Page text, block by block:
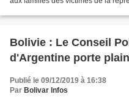
Bolivie : Le Conseil
d'Argentine porte
Publié le 09/12/2019 à 16:38
Par Bolivar Infos